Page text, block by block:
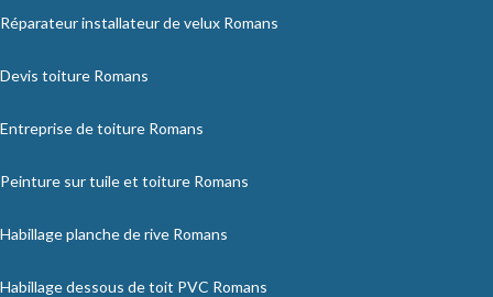
Réparateur installateur de velux Romans
Devis toiture Romans
Entreprise de toiture Romans
Peinture sur tuile et toiture Romans
Habillage planche de rive Romans
Habillage dessous de toit PVC Romans